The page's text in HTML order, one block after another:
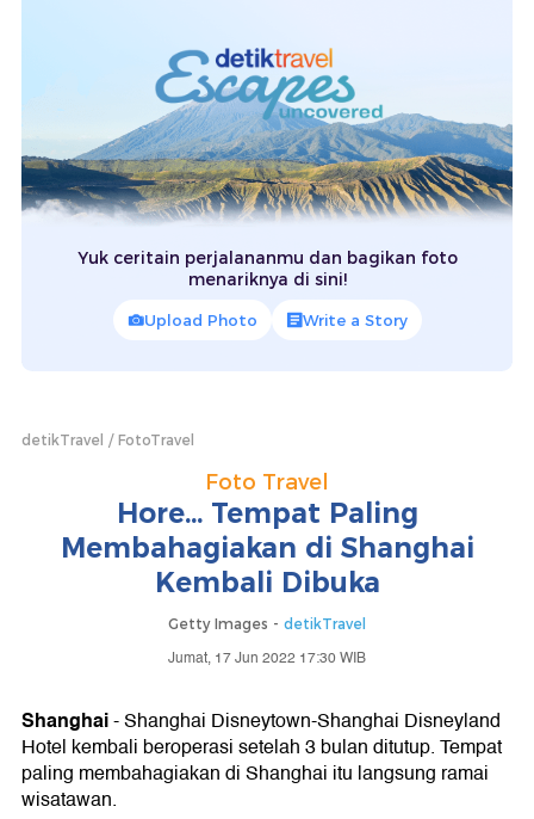
Yuk ceritain perjalananmu dan bagikan foto
menariknya di sini!
Upload Photo Write a Story
detikTravel FotoTravel
Foto Travel
Hore... Tempat Paling
Membahagiakan di Shanghai
Kembali Dibuka
Getty Images - detikTravel
Jumat, 17 Jun 2022 17:30 WIB
Shanghai- Shanghai Disneytown-Shanghai Disneyland
Hotel kembali beroperasi setelah 3 bulan ditutup. Tempat
paling membahagiakan di Shanghai itu langsung ramai
wisatawan.